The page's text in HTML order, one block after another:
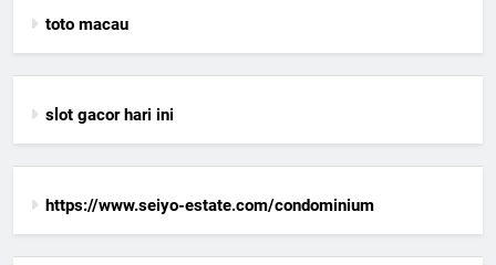
toto macau
slot gacor hari ini
https://www.seiyo-estate.com/condominium